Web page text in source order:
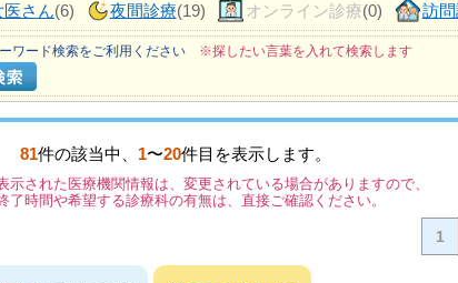
医さん(6) 夜間診療(19) オンライン診療(0) 訪
ワード検索をご利用ください ※探したい言葉を入れて検索します
81件の該当中、 1〜20件目を表示します。
示された医療機関情報は、変更されている場合がありますので、
了時間や希望する診療科の有無は、直接ご確認ください。
1